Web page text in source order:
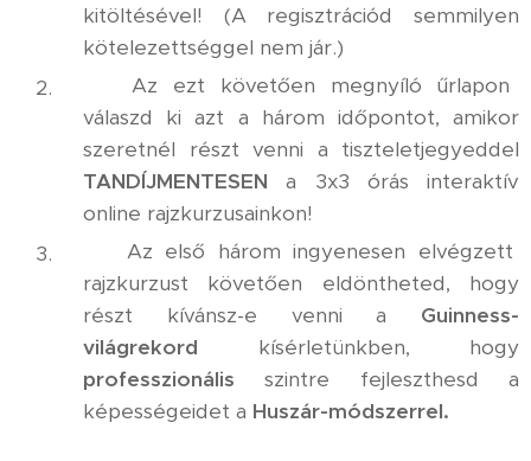
kitöltésével! (A regisztrációd semmilyen
kötelezettséggel nem jár.)
✅ Az ezt követően megnyíló űrlapon
válaszd ki azt a három időpontot, amikor
szeretnél részt venni a tiszteletjegyeddel
TANDÍJMENTESEN a 3x3 órás interaktív
online rajzkurzusainkon!
✅ Az első három ingyenesen elvégzett
rajzkurzust követően eldöntheted, hogy
részt kívánsz-e venni a Guinness-
világrekord kísérletünkben, hogy
professzionális szintre fejleszthesd a
képességeidet a Huszár-módszerrel.